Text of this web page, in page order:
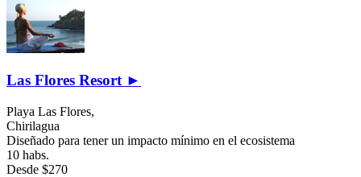
Las Flores Resort ►
Playa Las Flores,
Chirilagua
Diseñado para tener un impacto mínimo en el ecosistema
10 habs.
Desde $270